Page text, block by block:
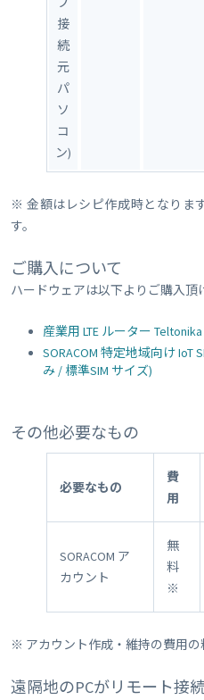
接
続
元
パ
ソ
コ
ン)
※ 金額はレシピ作成時となりま
す。
ご購入について
ハードウェアは以下よりご購入頂
産業用 LTE ルーター Teltonika
SORACOM 特定地域向け IoT
み / 標準SIM サイズ)
その他必要なもの
必要なもの
費
用
SORACOM ア
カウント
無
料
※
※ アカウント作成・維持の費用の
遠隔地のPCがリモート接